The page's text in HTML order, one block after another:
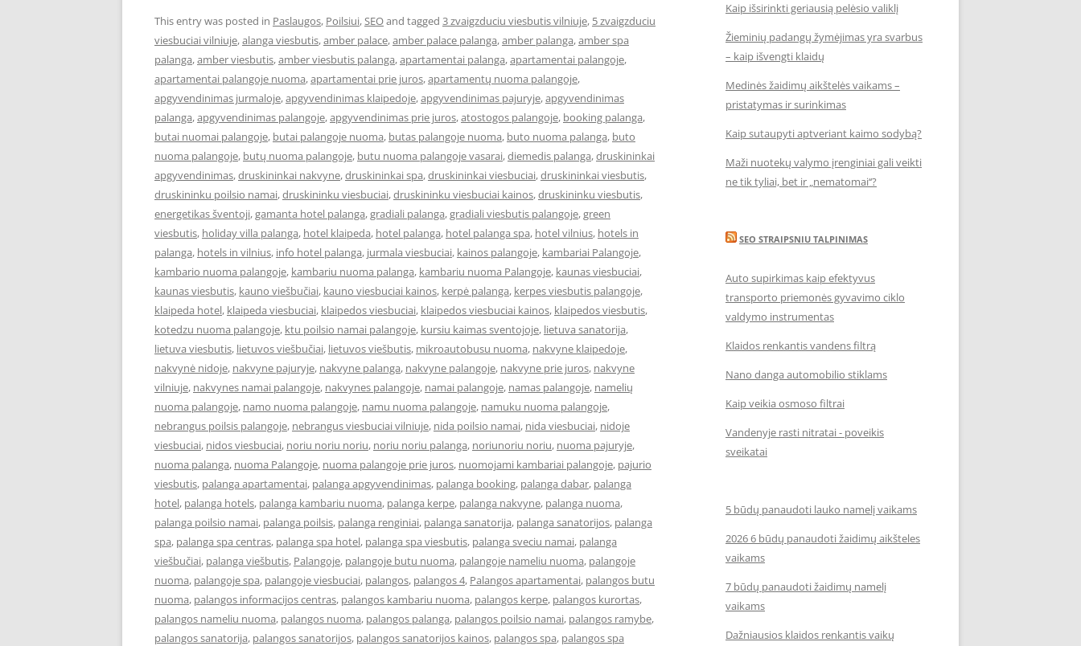
This entry was posted in Paslaugos, Poilsiui,SEOand tagged 3 zvaigzduciu viesbutis vilniuje, 5 zvaigzduciu
viesbuciai vilniuje,alanga viesbutis,amber palace,amber palace palanga,amber palanga,amber spa
palanga,amber viesbutis,amber viesbutis palanga,apartamentai palanga,apartamentai palangoje,
apartamentai palangoje nuoma,apartamentai prie juros,apartamentų nuoma palangoje,
apgyvendinimas jurmaloje,apgyvendinimas klaipedoje,apgyvendinimas pajuryje,apgyvendinimas
palanga,apgyvendinimas palangoje,apgyvendinimas prie juros,atostogos palangoje, booking palanga,
butai nuomai palangoje, butai palangoje nuoma, butas palangoje nuoma, buto nuoma palanga, buto
nuoma palangoje, butų nuoma palangoje, butu nuoma palangoje vasarai,diemedis palanga,druskininkai
apgyvendinimas,druskininkai nakvyne,druskininkai spa,druskininkai viesbuciai,druskininkai viesbutis,
druskininku poilsio namai,druskininku viesbuciai,druskininku viesbuciai kainos,druskininku viesbutis,
energetikas šventoji,gamanta hotel palanga,gradiali palanga,gradiali viesbutis palangoje,green
viesbutis, holiday villa palanga, hotel klaipeda, hotel palanga, hotel palanga spa, hotel vilnius, hotels in
palanga, hotels in vilnius, info hotel palanga, jurmala viesbuciai, kainos palangoje, kambariai Palangoje,
kambario nuoma palangoje, kambariu nuoma palanga, kambariu nuoma Palangoje, kaunas viesbuciai,
kaunas viesbutis, kauno viešbučiai, kauno viesbuciai kainos, kerpė palanga, kerpes viesbutis palangoje,
klaipeda hotel, klaipeda viesbuciai, klaipedos viesbuciai, klaipedos viesbuciai kainos, klaipedos viesbutis,
kotedzu nuoma palangoje, ktu poilsio namai palangoje, kursiu kaimas sventojoje, lietuva sanatorija,
lietuva viesbutis, lietuvos viešbučiai, lietuvos viešbutis, mikroautobusu nuoma, nakvyne klaipedoje,
nakvynė nidoje, nakvyne pajuryje, nakvyne palanga, nakvyne palangoje, nakvyne prie juros, nakvyne
vilniuje, nakvynes namai palangoje, nakvynes palangoje, namai palangoje, namas palangoje, namelių
nuoma palangoje, namo nuoma palangoje, namu nuoma palangoje, namuku nuoma palangoje,
nebrangus poilsis palangoje, nebrangus viesbuciai vilniuje, nida poilsio namai, nida viesbuciai, nidoje
viesbuciai, nidos viesbuciai, noriu noriu noriu, noriu noriu palanga, noriunoriu noriu, nuoma pajuryje,
nuoma palanga, nuoma Palangoje, nuoma palangoje prie juros, nuomojami kambariai palangoje, pajurio
viesbutis, palanga apartamentai, palanga apgyvendinimas, palanga booking, palanga dabar, palanga
hotel, palanga hotels, palanga kambariu nuoma, palanga kerpe, palanga nakvyne, palanga nuoma,
palanga poilsio namai, palanga poilsis, palanga renginiai, palanga sanatorija, palanga sanatorijos, palanga
spa, palanga spa centras, palanga spa hotel, palanga spa viesbutis, palanga sveciu namai, palanga
viešbučiai, palanga viešbutis, Palangoje, palangoje butu nuoma, palangoje nameliu nuoma, palangoje
nuoma, palangoje spa, palangoje viesbuciai, palangos, palangos 4, Palangos apartamentai, palangos butu
nuoma, palangos informacijos centras, palangos kambariu nuoma, palangos kerpe, palangos kurortas,
palangos nameliu nuoma, palangos nuoma, palangos palanga, palangos poilsio namai, palangos ramybe,
palangos sanatorija, palangos sanatorijos, palangos sanatorijos kainos, palangos spa, palangos spa
Kaip išsirinkti geriausią pelėsio valiklį
Žieminių padangų žymėjimas yra svarbus
– kaip išvengti klaidų
Medinės žaidimų aikštelės vaikams –
pristatymas ir surinkimas
Kaip sutaupyti aptveriant kaimo sodybą?
Maži nuotekų valymo įrenginiai gali veikti
ne tik tyliai, bet ir „nematomai‘‘?
SEO STRAIPSNIU TALPINIMAS
Auto supirkimas kaip efektyvus
transporto priemonės gyvavimo ciklo
valdymo instrumentas
Klaidos renkantis vandens filtrą
Nano danga automobilio stiklams
Kaip veikia osmoso filtrai
Vandenyje rasti nitratai - poveikis
sveikatai
5 būdų panaudoti lauko namelį vaikams
2026 6 būdų panaudoti žaidimų aikšteles
vaikams
7 būdų panaudoti žaidimų namelį
vaikams
Dažniausios klaidos renkantis vaikų